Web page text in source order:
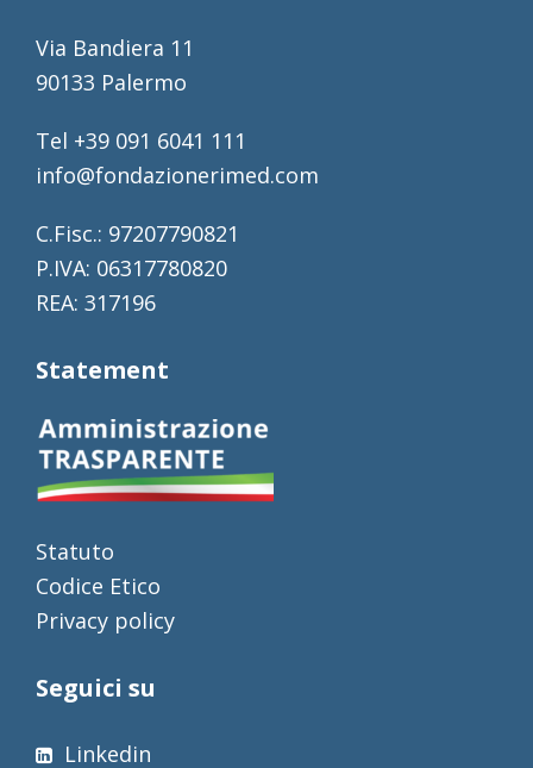
Via Bandiera 11
90133 Palermo
Tel +39 091 6041 111
info@fondazionerimed.com
C.Fisc.: 97207790821
P.IVA: 06317780820
REA: 317196
Statement
Statuto
Codice Etico
Privacy policy
Seguici su
Linkedin